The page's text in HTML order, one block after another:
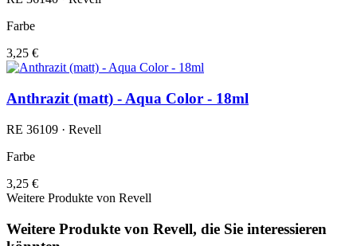
Farbe
3,25 €
Anthrazit (matt) - Aqua Color - 18ml
RE 36109 · Revell
Farbe
3,25 €
Weitere Produkte von Revell
Weitere Produkte von Revell, die Sie interessieren